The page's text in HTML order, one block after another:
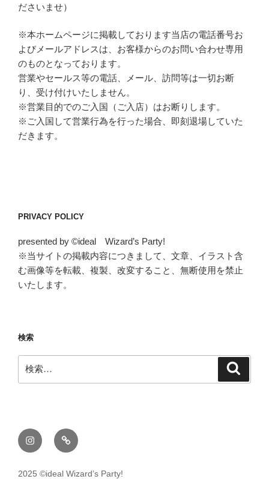
ださいませ）
※本ホームページに掲載しております当店の電話番号お
よびメールアドレスは、お客様からのお問い合わせ専用
のものとなっております。
営業やセールス等の電話、メール、訪問等は一切お断
り、受け付けいたしません。
※営業目的でのご入国（ご入店）はお断りします。
※ご入国して営業行為を行った場合、即刻退場していた
だきます。
PRIVACY POLICY
presented by ©ideal Wizard’s Party!
※当サイトの掲載内容につきまして、文章、イラスト含
む画像等を転載、複製、改変すること、無断使用を禁止
いたします。
検索
索:
Instagram
メ
ー
2025 ©ideal Wizard’s Party!